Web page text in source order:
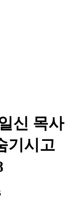
신 목사
기시고